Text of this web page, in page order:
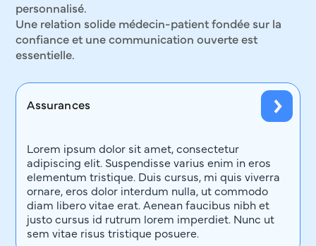
personnalisé.
Une relation solide médecin-patient fondée sur la
confiance et une communication ouverte est
essentielle.
Assurances
Lorem ipsum dolor sit amet, consectetur
adipiscing elit. Suspendisse varius enim in eros
elementum tristique. Duis cursus, mi quis viverra
ornare, eros dolor interdum nulla, ut commodo
diam libero vitae erat. Aenean faucibus nibh et
justo cursus id rutrum lorem imperdiet. Nunc ut
sem vitae risus tristique posuere.